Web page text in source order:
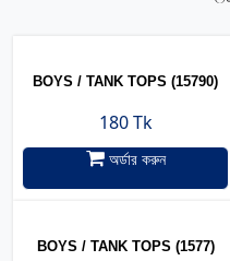
BOYS / TANK TOPS (15790)
180 Tk
অর্ডার করুন
BOYS / TANK TOPS (1577)